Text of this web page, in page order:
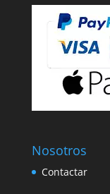
Nosotros
Contactar